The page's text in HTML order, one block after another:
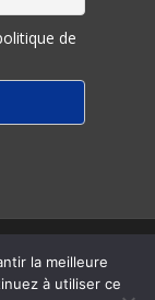
de
la meilleure
à utiliser ce